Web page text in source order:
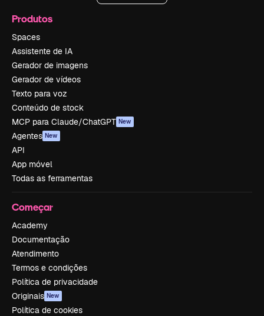
Produtos
Spaces
Assistente de IA
Gerador de imagens
Gerador de vídeos
Texto para voz
Conteúdo de stock
MCP para Claude/ChatGPT New
Agentes New
API
App móvel
Todas as ferramentas
Começar
Academy
Documentação
Atendimento
Termos e condições
Política de privacidade
Originais New
Política de cookies